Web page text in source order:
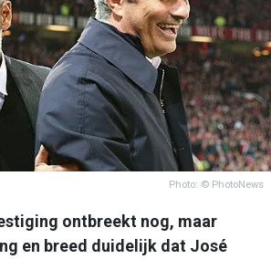
Photo: © PhotoNews
ontbreekt nog, maar
en breed duidelijk dat José